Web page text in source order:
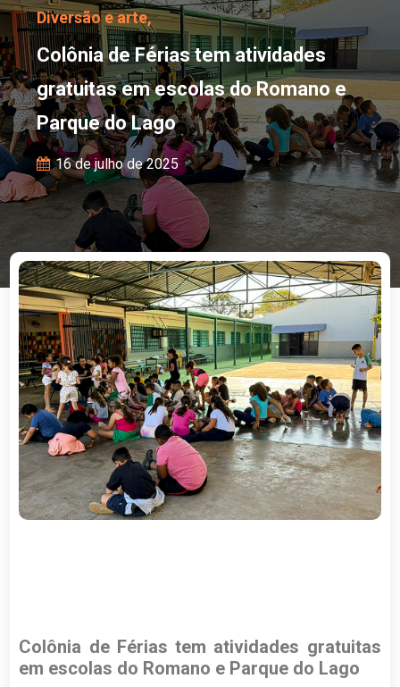
Diversão e arte,
Colônia de Férias tem atividades
gratuitas em escolas do Romano e
Parque do Lago
16 de julho de 2025
Colônia de Férias tem atividades gratuitas
em escolas do Romano e Parque do Lago